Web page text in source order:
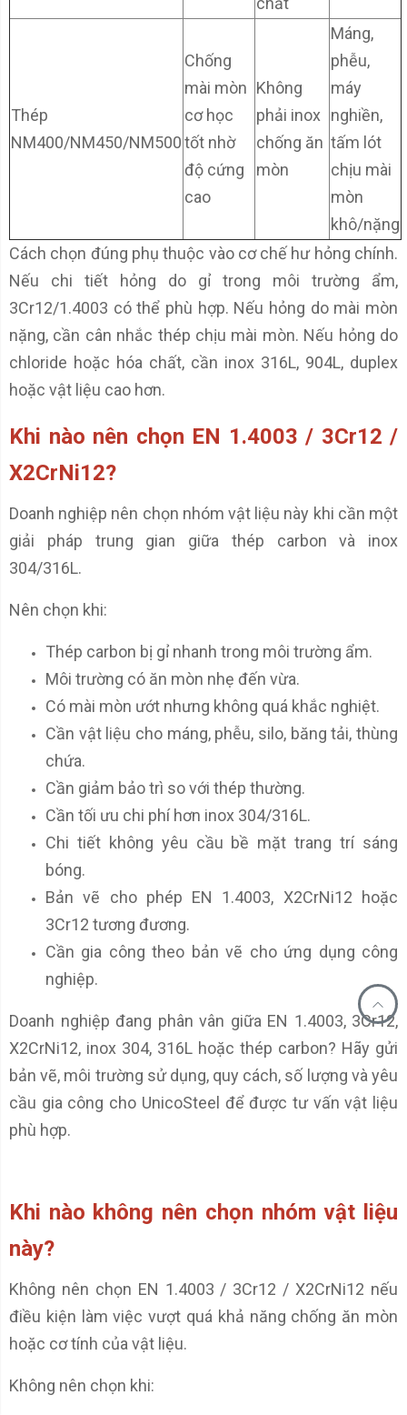
Thép
NM400/NM450/NM500
Chống
mài mòn
cơ học
tốt nhờ
độ cứng
cao
Không
phải inox
chống ăn
mòn
Máng,
phễu,
máy
nghiền,
tấm lót
chịu mài
mòn
khô/nặng
Cách chọn đúng phụ thuộc vào cơ chế hư hỏng chính.
Nếu chi tiết hỏng do gỉ trong môi trường ẩm,
3Cr12/1.4003 có thể phù hợp. Nếu hỏng do mài mòn
nặng, cần cân nhắc thép chịu mài mòn. Nếu hỏng do
chloride hoặc hóa chất, cần inox 316L, 904L, duplex
hoặc vật liệu cao hơn.
Khi nào nên chọn EN 1.4003 / 3Cr12 /
X2CrNi12?
Doanh nghiệp nên chọn nhóm vật liệu này khi cần một
giải pháp trung gian giữa thép carbon và inox
304/316L.
Nên chọn khi:
Thép carbon bị gỉ nhanh trong môi trường ẩm.
Môi trường có ăn mòn nhẹ đến vừa.
Có mài mòn ướt nhưng không quá khắc nghiệt.
Cần vật liệu cho máng, phễu, silo, băng tải, thùng
chứa.
Cần giảm bảo trì so với thép thường.
Cần tối ưu chi phí hơn inox 304/316L.
Chi tiết không yêu cầu bề mặt trang trí sáng
bóng.
Bản vẽ cho phép EN 1.4003, X2CrNi12 hoặc
3Cr12 tương đương.
Cần gia công theo bản vẽ cho ứng dụng công
nghiệp.
Doanh nghiệp đang phân vân giữa EN 1.4003, 3Cr12,
X2CrNi12, inox 304, 316L hoặc thép carbon? Hãy gửi
bản vẽ, môi trường sử dụng, quy cách, số lượng và yêu
cầu gia công cho UnicoSteel để được tư vấn vật liệu
phù hợp.
Khi nào không nên chọn nhóm vật liệu
này?
Không nên chọn EN 1.4003 / 3Cr12 / X2CrNi12 nếu
điều kiện làm việc vượt quá khả năng chống ăn mòn
hoặc cơ tính của vật liệu.
Không nên chọn khi: